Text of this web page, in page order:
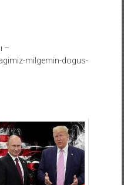
–
milgemin-dogus-